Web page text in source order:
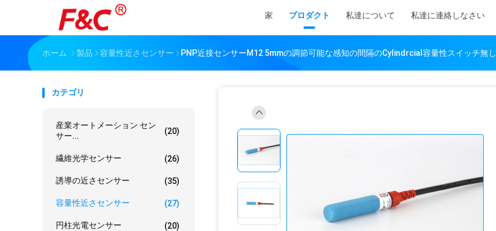
家 プロダクト 私達について 私達に連絡しなさい
ホーム 製品 容量性近さセンサー PNP近接センサーM12 5mmの調節可能な感知の間隔のCylindrcial容量性スイッチ無し
カテゴリ
産業オートメーション セン
サー...
(20)
繊維光学センサー (26)
誘導の近さセンサー (35)
容量性近さセンサー (27)
円柱光電センサー (20)